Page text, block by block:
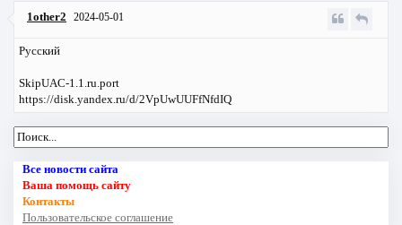
1other2 2024-05-01
Русский
SkipUAC-1.1.ru.port
https://disk.yandex.ru/d/2VpUwUUFfNfdIQ
Все новости сайта
Ваша помощь сайту
Контакты
Пользовательское соглашение